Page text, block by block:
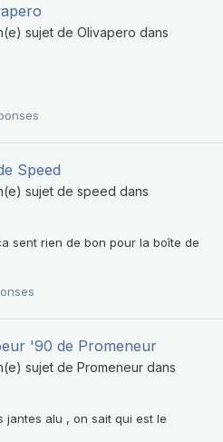
sujet de Olivapero dans
Speed
sujet de speed dans
sent rien de bon pour la boîte de
'90 de Promeneur
sujet de Promeneur dans
jantes alu , on sait qui est le